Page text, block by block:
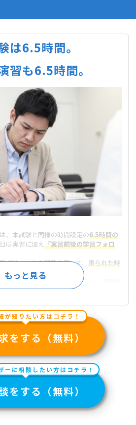
は6.5時間。
習も6.5時間。
、本試験と同様の時間設定の6.5時間の
は実習に加え「実習前後の学習フォロ
ボリュームの課題を用いて、 限られた時
クできる力 を養成します。
を高めるための を実施。
の振り返りを行い、課題実習の学習効果
が知りたい方はコチラ！
をする（無料）
ーに相談したい方はコチラ！
をする（無料）